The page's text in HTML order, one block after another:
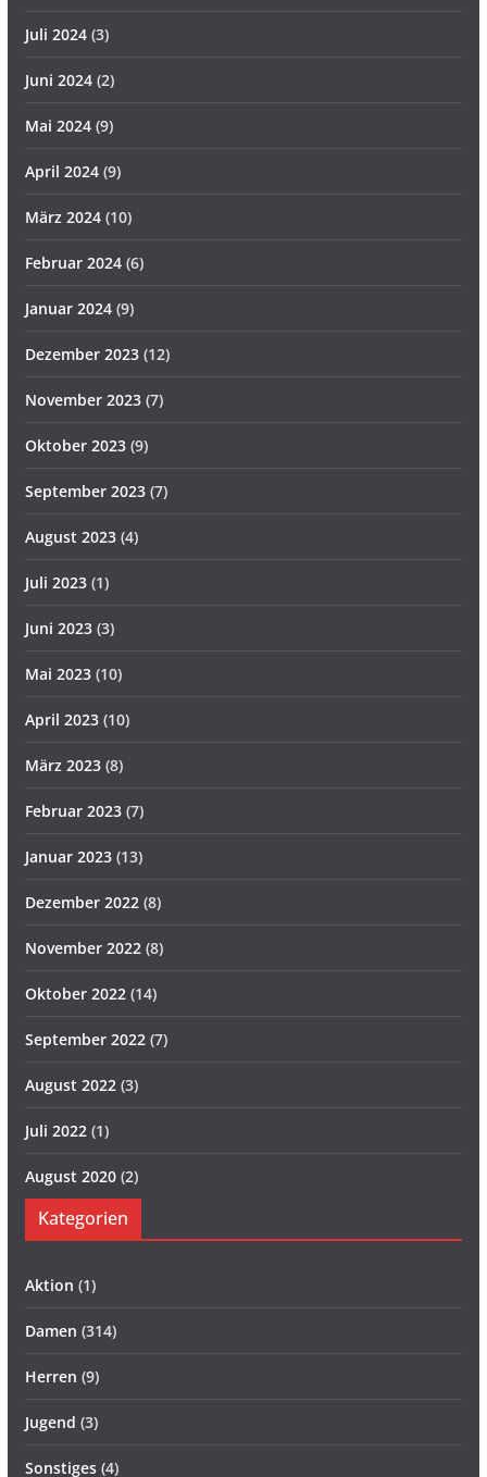
Juli 2024(3)
Juni 2024(2)
Mai 2024(9)
April 2024(9)
März 2024(10)
Februar 2024(6)
Januar 2024(9)
Dezember 2023(12)
November 2023(7)
Oktober 2023(9)
September 2023(7)
August 2023(4)
Juli 2023(1)
Juni 2023(3)
Mai 2023(10)
April 2023(10)
März 2023(8)
Februar 2023(7)
Januar 2023(13)
Dezember 2022(8)
November 2022(8)
Oktober 2022(14)
September 2022(7)
August 2022(3)
Juli 2022(1)
August 2020(2)
Kategorien
Aktion (1)
Damen (314)
Herren (9)
Jugend (3)
Sonstiges(4)